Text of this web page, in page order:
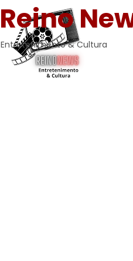
Reino
Entretenimento & Cultura